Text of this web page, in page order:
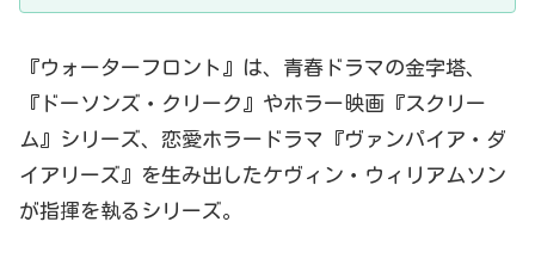
『ウォーターフロント』は、青春ドラマの金字塔、
『ドーソンズ・クリーク』やホラー映画『スクリー
ム』シリーズ、恋愛ホラードラマ『ヴァンパイア・ダ
イアリーズ』を生み出したケヴィン・ウィリアムソン
が指揮を執るシリーズ。